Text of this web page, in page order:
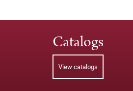
Catalogs
View catalogs